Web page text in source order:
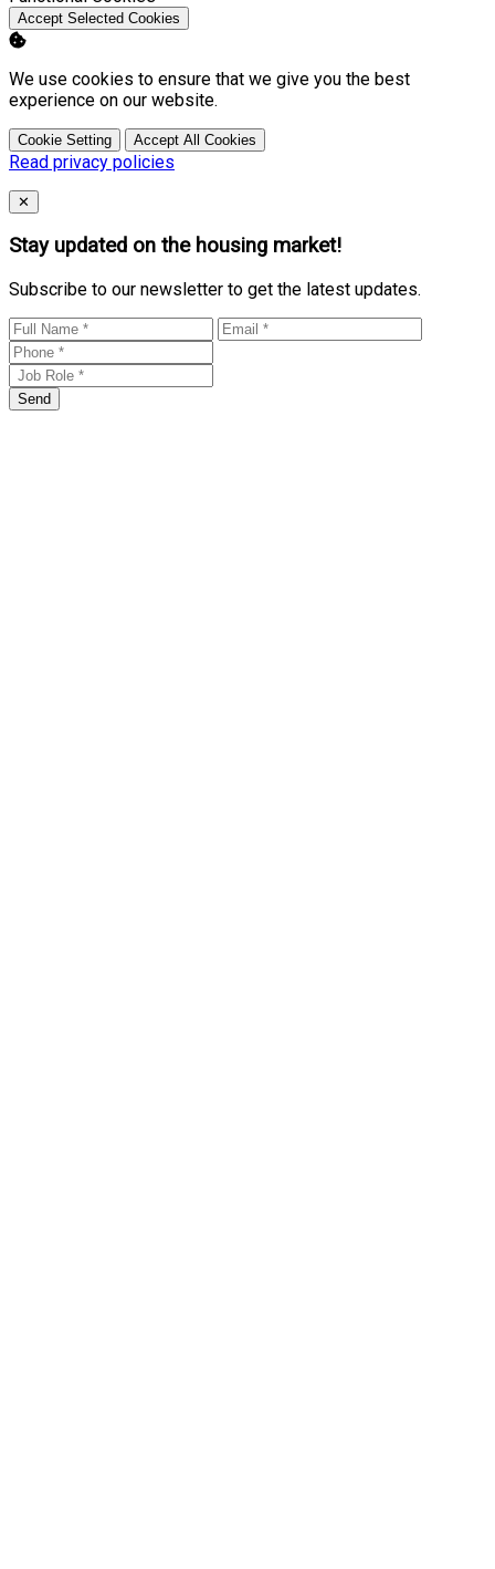
Accept Selected Cookies
We use cookies to ensure that we give you the best
experience on our website.
Cookie Setting Accept All Cookies
Read privacy policies
Close
✕
Stay updated on the housing market!
Subscribe to our newsletter to get the latest updates.
Send